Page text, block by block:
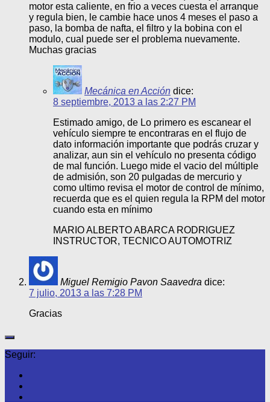
motor esta caliente, en frio a veces cuesta el arranque
y regula bien, le cambie hace unos 4 meses el paso a
paso, la bomba de nafta, el filtro y la bobina con el
modulo, cual puede ser el problema nuevamente.
Muchas gracias
Mecánica en Acción dice:
8 septiembre, 2013 a las 2:27 PM
Estimado amigo, de Lo primero es escanear el
vehículo siempre te encontraras en el flujo de
dato información importante que podrás cruzar y
analizar, aun sin el vehículo no presenta código
de mal función. Luego mide el vacio del múltiple
de admisión, son 20 pulgadas de mercurio y
como ultimo revisa el motor de control de mínimo,
recuerda que es el quien regula la RPM del motor
cuando esta en mínimo
MARIO ALBERTO ABARCA RODRIGUEZ
INSTRUCTOR, TECNICO AUTOMOTRIZ
Miguel Remigio Pavon Saavedra dice:
7 julio, 2013 a las 7:28 PM
Gracias
Seguir: